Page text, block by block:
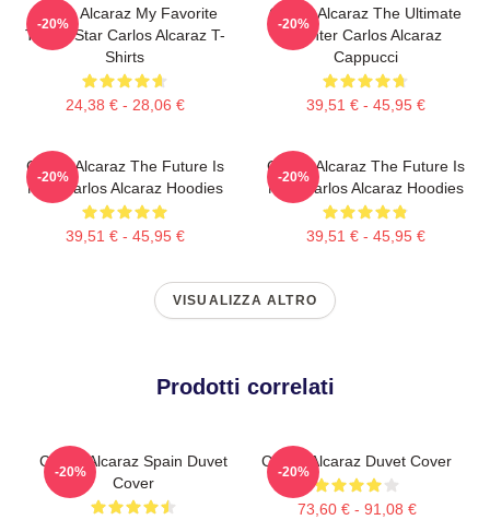
Carlos Alcaraz My Favorite
Tennis Star Carlos Alcaraz T-
Shirts
24,38 € - 28,06 €
-20%
Carlos Alcaraz The Ultimate
Fighter Carlos Alcaraz
Cappucci
39,51 € - 45,95 €
-20%
Carlos Alcaraz The Future Is
Now Carlos Alcaraz Hoodies
39,51 € - 45,95 €
-20%
Carlos Alcaraz The Future Is
Now Carlos Alcaraz Hoodies
39,51 € - 45,95 €
-20%
VISUALIZZA ALTRO
Prodotti correlati
Carlos Alcaraz Spain Duvet
Cover
-20%
Carlos Alcaraz Duvet Cover
73,60 € - 91,08 €
-20%